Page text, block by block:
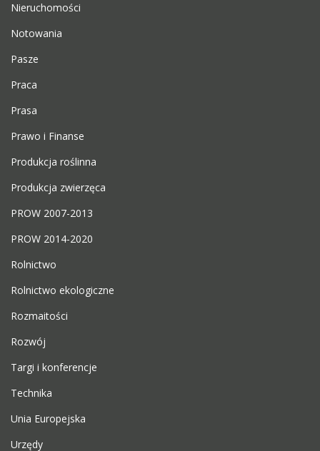
Nieruchomości
Notowania
Pasze
Praca
Prasa
Prawo i Finanse
Produkcja roślinna
Produkcja zwierzęca
PROW 2007-2013
PROW 2014-2020
Rolnictwo
Rolnictwo ekologiczne
Rozmaitości
Rozwój
Targi i konferencje
Technika
Unia Europejska
Urzędy